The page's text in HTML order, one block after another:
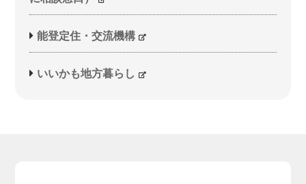
能登定住・交流機構
いいかも地方暮らし